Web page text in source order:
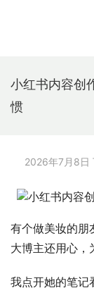
小红书内容创
惯
2026年7月8日
有个做美妆的朋
大博主还用心，
我点开她的笔记